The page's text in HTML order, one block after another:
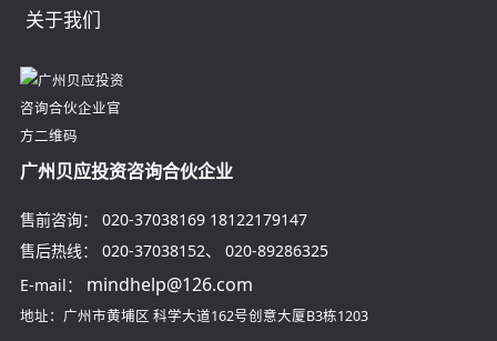
关于我们
广州贝应投资咨询合伙企业
售前咨询： 020-37038169 18122179147
售后热线：
020-37038152、 020-89286325
E-mail：
mindhelp@126.com
地址：广州市黄埔区 科学大道162号创意大厦B3栋1203